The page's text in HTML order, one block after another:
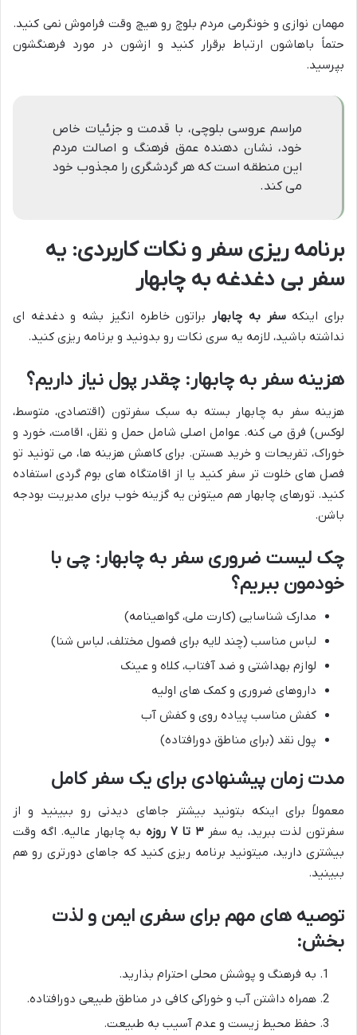
مهمان نوازی و خونگرمی مردم بلوچ رو هیچ وقت فراموش نمی کنید.
حتماً باهاشون ارتباط برقرار کنید و ازشون در مورد فرهنگشون
بپرسید.
مراسم عروسی بلوچی، با قدمت و جزئیات خاص
خود، نشان دهنده عمق فرهنگ و اصالت مردم
این منطقه است که هر گردشگری را مجذوب خود
می کند.
برنامه ریزی سفر و نکات کاربردی: یه
سفر بی دغدغه به چابهار
برای اینکهسفر به چابهار براتون خاطره انگیز بشه و دغدغه ای
نداشته باشید، لازمه یه سری نکات رو بدونید و برنامه ریزی کنید.
هزینه سفر به چابهار: چقدر پول نیاز داریم؟
هزینه سفر به چابهار بسته به سبک سفرتون (اقتصادی، متوسط،
لوکس) فرق می کنه. عوامل اصلی شامل حمل و نقل، اقامت، خورد و
خوراک، تفریحات و خرید هستن. برای کاهش هزینه ها، می تونید تو
فصل های خلوت تر سفر کنید یا از اقامتگاه های بوم گردی استفاده
کنید. تورهای چابهار هم میتونن یه گزینه خوب برای مدیریت بودجه
باشن.
چک لیست ضروری سفر به چابهار: چی با
خودمون ببریم؟
مدارک شناسایی (کارت ملی، گواهینامه)
لباس مناسب (چند لایه برای فصول مختلف، لباس شنا)
لوازم بهداشتی و ضد آفتاب، کلاه و عینک
داروهای ضروری و کمک های اولیه
کفش مناسب پیاده روی و کفش آب
پول نقد (برای مناطق دورافتاده)
مدت زمان پیشنهادی برای یک سفر کامل
معمولاً برای اینکه بتونید بیشتر جاهای دیدنی رو ببینید و از
سفرتون لذت ببرید، یه سفر۳ تا ۷ روزه
به چابهار عالیه. اگه وقت
بیشتری دارید، میتونید برنامه ریزی کنید که جاهای دورتری رو هم
ببینید.
توصیه های مهم برای سفری ایمن و لذت
بخش:
به فرهنگ و پوشش محلی احترام بذارید.
همراه داشتن آب و خوراکی کافی در مناطق طبیعی دورافتاده.
حفظ محیط زیست و عدم آسیب به طبیعت.